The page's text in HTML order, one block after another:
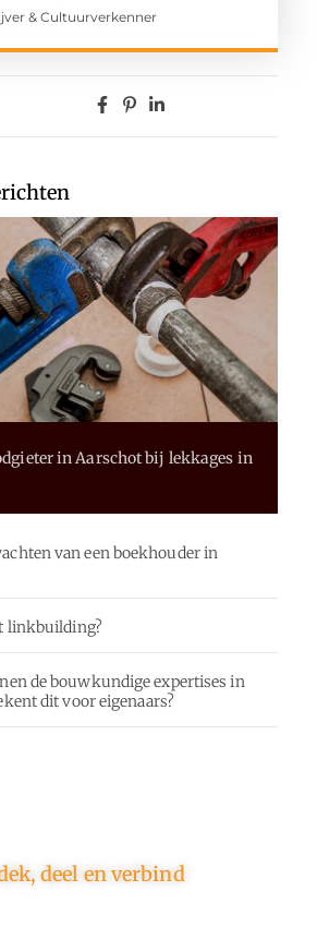
& Cultuurverkenner
in Aarschot bij lekkages in
van een boekhouder in
linkbuilding?
de bouwkundige expertises in
dit voor eigenaars?
deel en verbind